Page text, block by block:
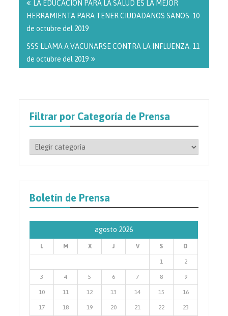
de
entradas
LA EDUCACIÓN PARA LA SALUD ES LA MEJOR
HERRAMIENTA PARA TENER CIUDADANOS SANOS. 10
de octubre del 2019
SSS LLAMA A VACUNARSE CONTRA LA INFLUENZA. 11
de octubre del 2019
Filtrar por Categoría de Prensa
Filtrar
Prensa
Boletín de Prensa
agosto 2026
L M X J V S D
1 2
3 4 5 6 7 8 9
10 11 12 13 14 15 16
17 18 19 20 21 22 23